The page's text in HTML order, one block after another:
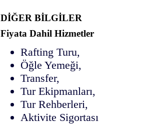
DİĞER BİLGİLER
Fiyata Dahil Hizmetler
Rafting Turu,
Öğle Yemeği,
Transfer,
Tur Ekipmanları,
Tur Rehberleri,
Aktivite Sigortası